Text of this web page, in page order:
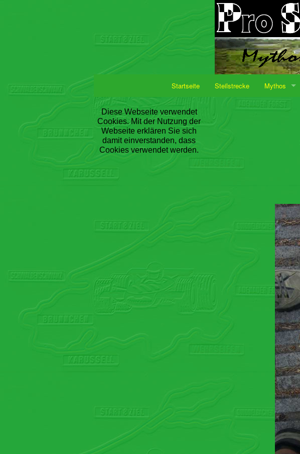
Startseite Steilstrecke Mythos
Diese Webseite verwendet
Cookies. Mit der Nutzung der
Webseite erklären Sie sich
damit einverstanden, dass
Cookies verwendet werden.